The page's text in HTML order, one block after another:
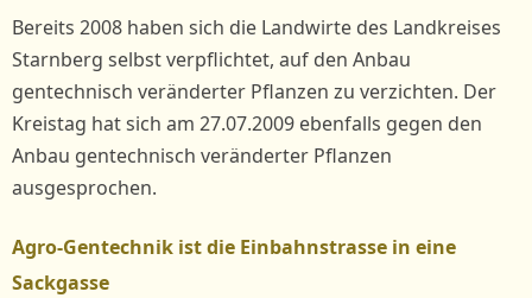
Bereits 2008 haben sich die Landwirte des Landkreises
Starnberg selbst verpflichtet, auf den Anbau
gentechnisch veränderter Pflanzen zu verzichten. Der
Kreistag hat sich am 27.07.2009 ebenfalls gegen den
Anbau gentechnisch veränderter Pflanzen
ausgesprochen.
Agro-Gentechnik ist die Einbahnstrasse in eine
Sackgasse